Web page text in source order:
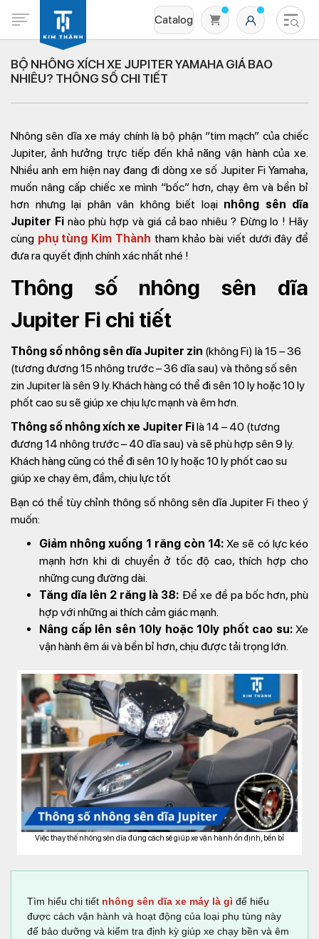
Catalog
Không có sản phẩm nào trong giỏ hàng
BỘ NHÔNG XÍCH XE JUPITER YAMAHA GIÁ BAO
NHIÊU? THÔNG SỐ CHI TIẾT
Nhông sên dĩa xe máy chính là bộ phận “tim mạch” của chiếc
Jupiter, ảnh hưởng trực tiếp đến khả năng vận hành của xe.
Nhiều anh em hiện nay đang đi dòng xe số Jupiter Fi Yamaha,
muốn nâng cấp chiếc xe mình “bốc” hơn, chạy êm và bền bỉ
hơn nhưng lại phân vân không biết loại nhông sên dĩa
Jupiter Finào phù hợp và giá cả bao nhiêu ? Đừng lo ! Hãy
cùng phụ tùng Kim Thành tham khảo bài viết dưới đây để
đưa ra quyết định chính xác nhất nhé !
Thông số nhông sên dĩa
Jupiter Fi chi tiết
Thông số nhông sên dĩa Jupiter zin (không Fi) là 15 – 36
(tương đương 15 nhông trước – 36 dĩa sau) và thông số sên
zin Jupiter là sên 9 ly. Khách hàng có thể đi sên 10 ly hoặc 10 ly
phốt cao su sẽ giúp xe chịu lực mạnh và êm hơn.
Thông số nhông xích xe Jupiter Filà 14 – 40 (tương
đương 14 nhông trước – 40 dĩa sau) và sẽ phù hợp sên 9 ly.
Khách hàng cũng có thể đi sên 10 ly hoặc 10 ly phốt cao su
giúp xe chạy êm, đầm, chịu lực tốt
Bạn có thể tùy chỉnh thông số nhông sên dĩa Jupiter Fi theo ý
muốn:
Giảm nhông xuống 1 răng còn 14: Xe sẽ có lực kéo
mạnh hơn khi di chuyển ở tốc độ cao, thích hợp cho
những cung đường dài.
Tăng dĩa lên 2 răng là 38: Để xe đề pa bốc hơn, phù
hợp với những ai thích cảm giác mạnh.
Nâng cấp lên sên 10ly hoặc 10ly phốt cao su:Xe
vận hành êm ái và bền bỉ hơn, chịu được tải trọng lớn.
Việc thay thế nhông sên dĩa đúng cách sẽ giúp xe vận hành ổn định, bền bỉ
Tìm hiểu chi tiết nhông sên dĩa xe máy là gì để hiểu
được cách vận hành và hoạt động của loại phụ tùng này
để bảo dưỡng và kiểm tra định kỳ giúp xe chạy bền và êm